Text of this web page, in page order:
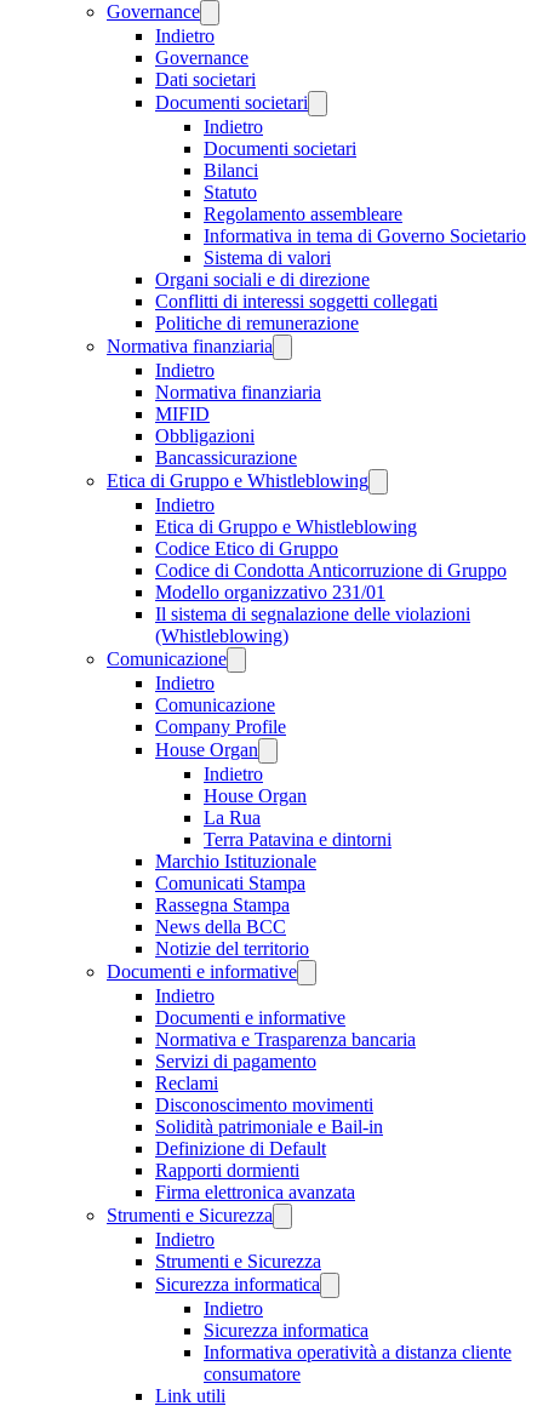
Governance
Indietro
Governance
Dati societari
Documenti societari
Indietro
Documenti societari
Bilanci
Statuto
Regolamento assembleare
Informativa in tema di Governo Societario
Sistema di valori
Organi sociali e di direzione
Conflitti di interessi soggetti collegati
Politiche di remunerazione
Normativa finanziaria
Indietro
Normativa finanziaria
MIFID
Obbligazioni
Bancassicurazione
Etica di Gruppo e Whistleblowing
Indietro
Etica di Gruppo e Whistleblowing
Codice Etico di Gruppo
Codice di Condotta Anticorruzione di Gruppo
Modello organizzativo 231/01
Il sistema di segnalazione delle violazioni
(Whistleblowing)
Comunicazione
Indietro
Comunicazione
Company Profile
House Organ
Indietro
House Organ
La Rua
Terra Patavina e dintorni
Marchio Istituzionale
Comunicati Stampa
Rassegna Stampa
News della BCC
Notizie del territorio
Documenti e informative
Indietro
Documenti e informative
Normativa e Trasparenza bancaria
Servizi di pagamento
Reclami
Disconoscimento movimenti
Solidità patrimoniale e Bail-in
Definizione di Default
Rapporti dormienti
Firma elettronica avanzata
Strumenti e Sicurezza
Indietro
Strumenti e Sicurezza
Sicurezza informatica
Indietro
Sicurezza informatica
Informativa operatività a distanza cliente
consumatore
Link utili